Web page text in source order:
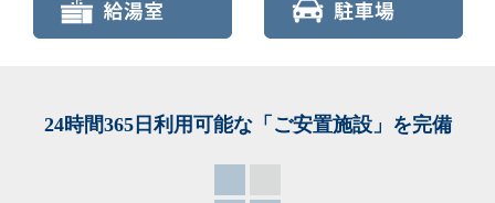
24時間365日利用可能な「ご安置施設」を完備